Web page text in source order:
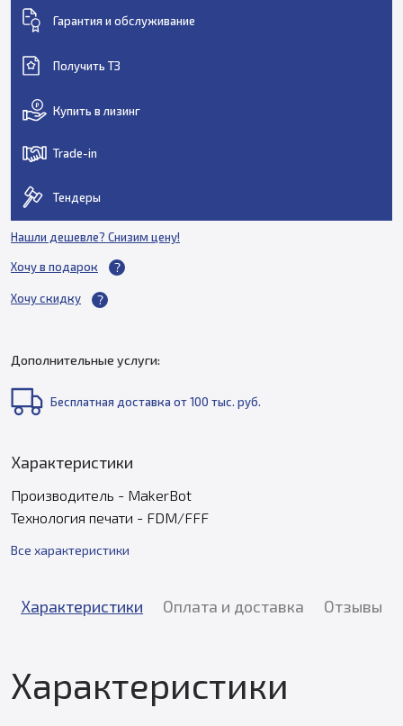
Гарантия и обслуживание
Получить ТЗ
Купить в лизинг
Trade-in
Тендеры
Нашли дешевле? Снизим цену!
Хочу в подарок
Хочу скидку
Дополнительные услуги:
Бесплатная доставка от 100 тыс. руб.
Характеристики
Производитель - MakerBot
Технология печати - FDM/FFF
Все характеристики
Характеристики Оплата и доставка Отзывы
Характеристики